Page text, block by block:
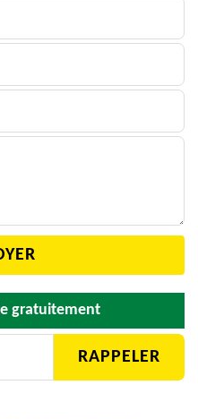
gratuitement